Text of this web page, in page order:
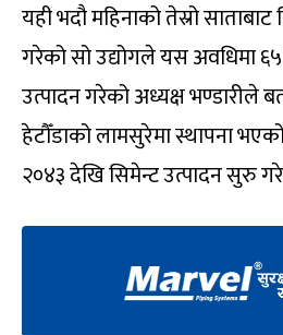
यही भदौ महिनाको तेस्रो
गरेको सो उद्योगले यस अवधिमा ६५
उत्पादन गरेको अध्यक्ष भण्डारीले
हेटौँडाको लामसुरेमा स्थापना
२०४३ देखि सिमेन्ट उत्पादन सुरु